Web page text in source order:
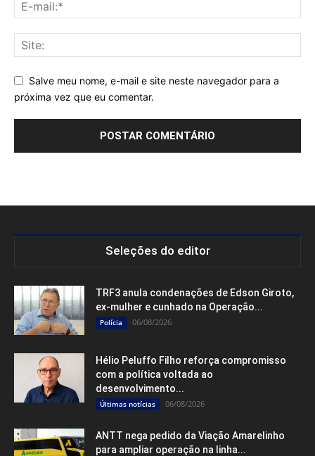
Salve meu nome, e-mail e site neste navegador para a
próxima vez que eu comentar.
Seleções do editor
TRF3 anula condenações de Edson Giroto,
ex-mulher e cunhado na Operação...
Polícia 06/08/2026
Hélio Peluffo Filho reforça compromisso
com a política voltada ao
desenvolvimento...
Últimas notícias 06/08/2026
ANTT nega pedido da Viação Amarelinho
para ampliar operação na linha...